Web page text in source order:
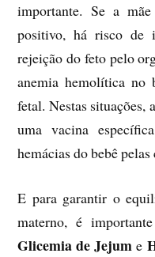
importante. Se a
positivo, há risco de
rejeição do feto pelo
anemia hemolítica no
fetal. Nestas situações,
uma vacina
hemácias do bebê
E para garantir o
materno, é
Glicemia de Jejume